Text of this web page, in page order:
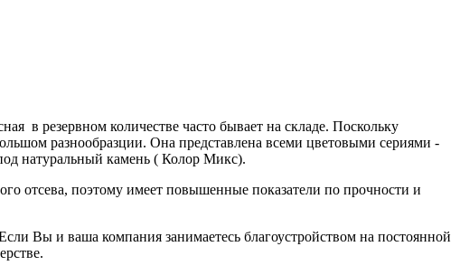
в резервном количестве часто бывает на складе. Поскольку
разнообразции. Она представлена всеми цветовыми сериями -
натуральный камень ( Колор Микс).
отсева, поэтому имеет повышенные показатели по прочности и
Вы и ваша компания занимаетесь благоустройством на постоянной